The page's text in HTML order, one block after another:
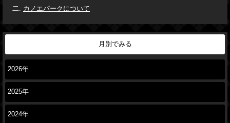
カノエパークについて
月別でみる
2026年
2025年
2024年